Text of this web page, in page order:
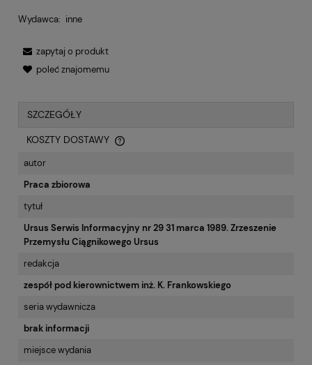
Wydawca: inne
zapytaj o produkt
poleć znajomemu
SZCZEGÓŁY
KOSZTY DOSTAWY
CENA NIE ZAWIERA EWENTUALNYCH KOSZTÓW PŁATNOŚCI
autor
Praca zbiorowa
tytuł
Ursus Serwis Informacyjny nr 29 31 marca 1989. Zrzeszenie
Przemysłu Ciągnikowego Ursus
redakcja
zespół pod kierownictwem inż. K. Frankowskiego
seria wydawnicza
brak informacji
miejsce wydania